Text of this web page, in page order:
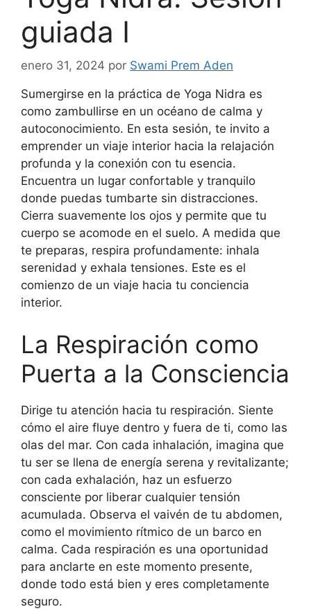
guiada I
enero 31, 2024 por Swami Prem Aden
Sumergirse en la práctica de Yoga Nidra es
como zambullirse en un océano de calma y
autoconocimiento. En esta sesión, te invito a
emprender un viaje interior hacia la relajación
profunda y la conexión con tu esencia.
Encuentra un lugar confortable y tranquilo
donde puedas tumbarte sin distracciones.
Cierra suavemente los ojos y permite que tu
cuerpo se acomode en el suelo. A medida que
te preparas, respira profundamente: inhala
serenidad y exhala tensiones. Este es el
comienzo de un viaje hacia tu conciencia
interior.
La Respiración como
Puerta a la Consciencia
Dirige tu atención hacia tu respiración. Siente
cómo el aire fluye dentro y fuera de ti, como las
olas del mar. Con cada inhalación, imagina que
tu ser se llena de energía serena y revitalizante;
con cada exhalación, haz un esfuerzo
consciente por liberar cualquier tensión
acumulada. Observa el vaivén de tu abdomen,
como el movimiento rítmico de un barco en
calma. Cada respiración es una oportunidad
para anclarte en este momento presente,
donde todo está bien y eres completamente
seguro.